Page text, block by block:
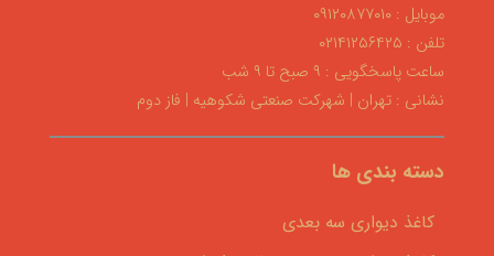
موبایل : ۰۹۱۲۰۸۷۷۰۱۰
تلفن : ۰۲۱۴۱۲۵۶۴۲۵
ساعت پاسخگویی : ۹ صبح تا ۹ شب
نشانی : تهران | شهرکت صنعتی شکوهیه | فاز دوم
دسته بندی ها
کاغذ دیواری سه بعدی